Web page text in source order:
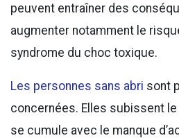
peuvent entraîner des
augmenter notamment le
syndrome du choc toxique.
Les personnes sans abri sont
concernées. Elles subissent
se cumule avec le manque